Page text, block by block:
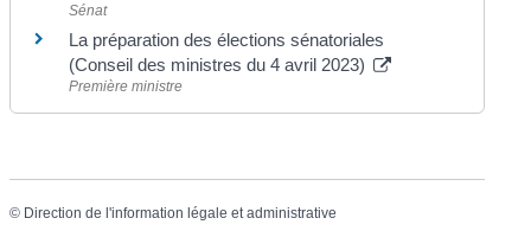
Sénat
La préparation des élections sénatoriales
(Conseil des ministres du 4 avril 2023)
Première ministre
© Direction de l'information légale et administrative